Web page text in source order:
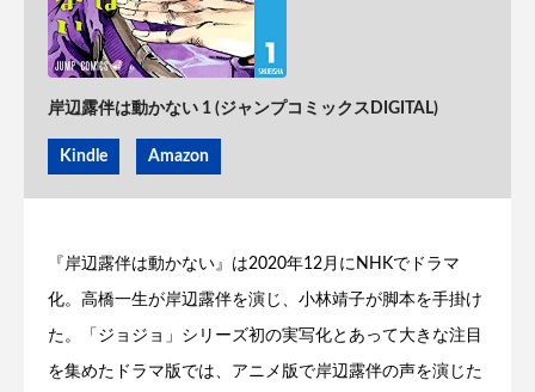
岸辺露伴は動かない 1 (ジャンプコミックスDIGITAL)
Kindle Amazon
『岸辺露伴は動かない』は2020年12月にNHKでドラマ
化。高橋一生が岸辺露伴を演じ、小林靖子が脚本を手掛け
た。「ジョジョ」シリーズ初の実写化とあって大きな注目
を集めたドラマ版では、アニメ版で岸辺露伴の声を演じた